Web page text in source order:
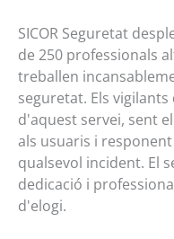
SICOR Seguretat
de 250 professionals
treballen
seguretat. Els
d'aquest servei, sent
als usuaris i
qualsevol incident. El
dedicació i
d'elogi.